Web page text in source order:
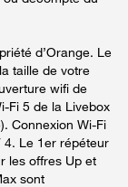
d’Orange. Le
taille de votre
wifi de
Fi 5 de la Livebox
Connexion Wi-Fi
4. Le 1er répéteur
les offres Up et
sont